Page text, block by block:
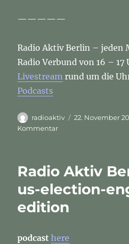
—————
Radio Aktiv Berlin – jeden
Radio Verbund von 16 – 17
Livestream rund um die
Podcasts
Autor
radioaktiv
Veröffentlicht
22. November
Kommentarzu
November
Radio Aktiv
us-election-
edition
podcast here